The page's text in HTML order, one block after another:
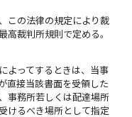
この法律の規定により裁
高裁判所規則で定める。
よってするときは、当事
直接当該書面を受領した
事務所若しくは配達場所
けるべき場所として指定